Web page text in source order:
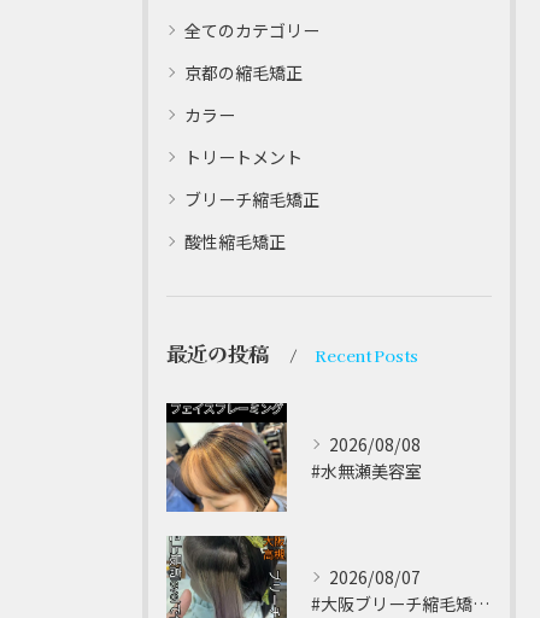
全てのカテゴリー
京都の縮毛矯正
カラー
トリートメント
ブリーチ縮毛矯正
酸性縮毛矯正
最近の投稿 Recent Posts
2026/08/08
#水無瀬美容室⁡
2026/08/07
#大阪ブリーチ縮毛矯正 ⁡